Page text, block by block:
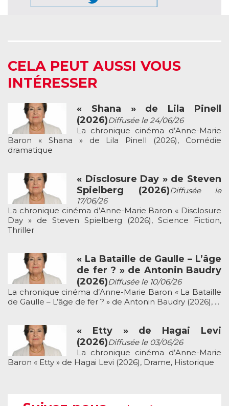
CELA PEUT AUSSI VOUS
INTÉRESSER
« Shana » de Lila Pinell
(2026)Diffusée le 24/06/26
La chronique cinéma d’Anne-Marie
Baron « Shana » de Lila Pinell (2026), Comédie
dramatique
« Disclosure Day » de Steven
Spielberg (2026)Diffusée le
17/06/26
La chronique cinéma d’Anne-Marie Baron « Disclosure
Day » de Steven Spielberg (2026), Science Fiction,
Thriller
« La Bataille de Gaulle – L’âge
de fer ? » de Antonin Baudry
(2026)Diffusée le 10/06/26
La chronique cinéma d’Anne-Marie Baron « La Bataille
de Gaulle – L’âge de fer ? » de Antonin Baudry (2026), ...
« Etty » de Hagai Levi
(2026)Diffusée le 03/06/26
La chronique cinéma d’Anne-Marie
Baron « Etty » de Hagai Levi (2026), Drame, Historique